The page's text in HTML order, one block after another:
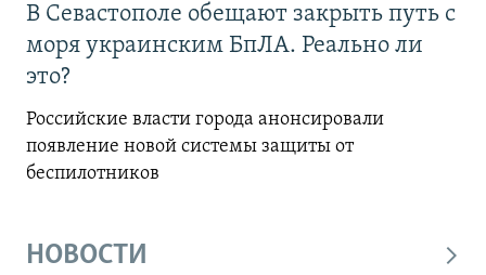
В Севастополе обещают закрыть путь с
моря украинским БпЛА. Реально ли
это?
Российские власти города анонсировали
появление новой системы защиты от
беспилотников
НОВОСТИ